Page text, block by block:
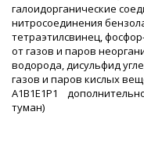
галоидорганические
нитросоединения
тетраэтилсвинец,
от газов и паров
водорода, дисульфид
газов и паров кислых
А1В1Е1Р1
туман)